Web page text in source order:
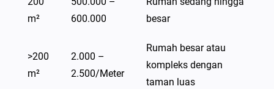
m²
600.000
besar
>200
m²
2.000 –
2.500/Meter
Rumah besar atau
kompleks dengan
taman luas